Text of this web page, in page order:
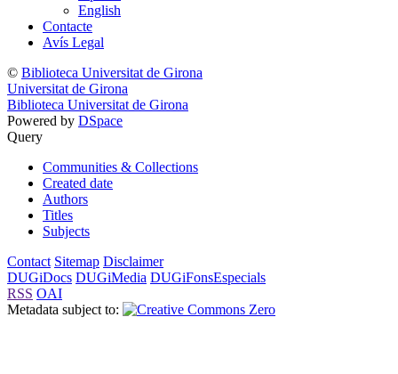
English
Contacte
Avís Legal
© Biblioteca Universitat de Girona
Universitat de Girona
Biblioteca Universitat de Girona
Powered by DSpace
Query
Communities & Collections
Created date
Authors
Titles
Subjects
Contact Sitemap Disclaimer
DUGiDocs DUGiMedia DUGiFonsEspecials
RSS OAI
Metadata subject to: